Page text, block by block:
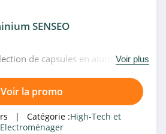
Ciarra
4.4
Geekbuying
SENSEO
de capsules en aluminium
Voir plus
Voir la promo
| Catégorie :High-Tech et
Electroménager